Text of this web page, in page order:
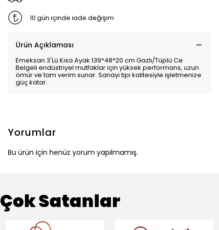
10 gün içinde iade değişim
Ürün Açıklaması
Emeksan 3'Lü Kısa Ayak 139*48*20 cm Gazlı/Tüplü Ce
Belgeli endüstriyel mutfaklar için yüksek performans, uzun
ömür ve tam verim sunar. Sanayi tipi kalitesiyle işletmenize
güç katar.
Yorumlar
Bu ürün için henüz yorum yapılmamış.
Çok Satanlar